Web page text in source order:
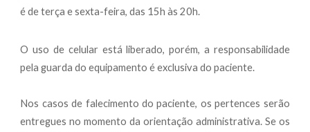
é de terça e sexta-feira, das 15h às 20h.
O uso de celular está liberado, porém, a responsabilidade
pela guarda do equipamento é exclusiva do paciente.
Nos casos de falecimento do paciente, os pertences serão
entregues no momento da orientação administrativa. Se os